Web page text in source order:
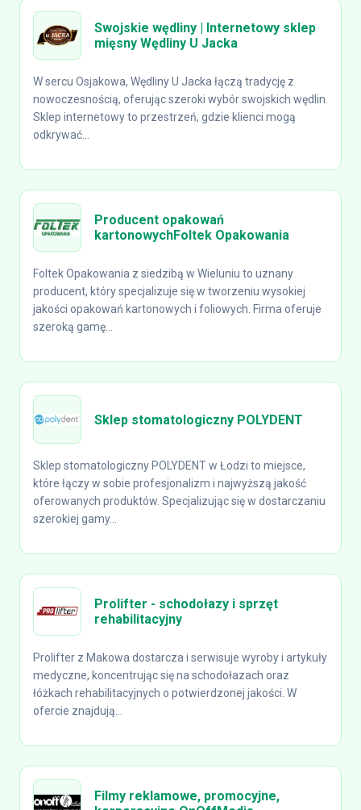
Swojskie wędliny | Internetowy sklep
mięsny Wędliny U Jacka
W sercu Osjakowa, Wędliny U Jacka łączą tradycję z
nowoczesnością, oferując szeroki wybór swojskich wędlin.
Sklep internetowy to przestrzeń, gdzie klienci mogą
odkrywać...
Producent opakowań
kartonowychFoltek Opakowania
Foltek Opakowania z siedzibą w Wieluniu to uznany
producent, który specjalizuje się w tworzeniu wysokiej
jakości opakowań kartonowych i foliowych. Firma oferuje
szeroką gamę...
Sklep stomatologiczny POLYDENT
Sklep stomatologiczny POLYDENT w Łodzi to miejsce,
które łączy w sobie profesjonalizm i najwyższą jakość
oferowanych produktów. Specjalizując się w dostarczaniu
szerokiej gamy...
Prolifter - schodołazy i sprzęt
rehabilitacyjny
Prolifter z Makowa dostarcza i serwisuje wyroby i artykuły
medyczne, koncentrując się na schodołazach oraz
łóżkach rehabilitacyjnych o potwierdzonej jakości. W
ofercie znajdują...
Filmy reklamowe, promocyjne,